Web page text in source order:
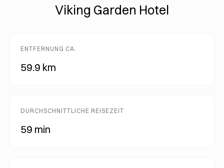
Viking Garden Hotel
ENTFERNUNG CA.
59.9 km
DURCHSCHNITTLICHE REISEZEIT
59 min